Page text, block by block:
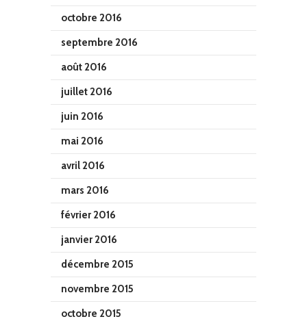
octobre 2016
septembre 2016
août 2016
juillet 2016
juin 2016
mai 2016
avril 2016
mars 2016
février 2016
janvier 2016
décembre 2015
novembre 2015
octobre 2015